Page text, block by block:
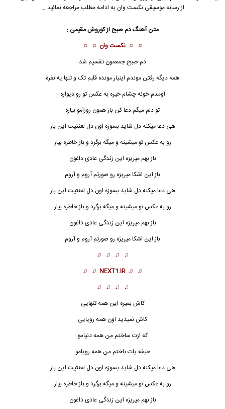
از رسانه موسیقی نکست وان به ادامه مطلب مراجعه نمائید …
متن آهنگ دم صبح ازکوروش مقیمی :
♫ ♫ نکست وان ♫ ♫
دم صبح جمعمون تقسیم شد
همه دیگه رفتن موندم اینبار مونده قلبم تک و تنها یه نفره
اومدم خونه چشام خیره به عکس تو رو دیواره
تو دلم میگم دعا کن باز همون روزامو بیاره
هی دعا میکنه دل شاید بسوزه اون دل لعنتیت این بار
رو به عکس تو میشینه و میگه برگرد و باز خاطره بیار
باز بهم میریزه این زندگی عادی داغون
باز این اشکا میریزه رو صورتم آروم و آروم
هی دعا میکنه دل شاید بسوزه اون دل لعنتیت این بار
رو به عکس تو میشینه و میگه برگرد و باز خاطره بیار
باز بهم میریزه این زندگی عادی داغون
باز این اشکا میریزه رو صورتم آروم و آروم
♫ ♫ ♫ ♫
♫ ♫
NEXT1.IR
♫ ♫
♫ ♫ ♫ ♫
کاش بمیره این همه تنهایی
کاش نمیدید اون همه رویایی
که ازت ساختم من همه دنیامو
حیفه پات باختم من همه رویامو
هی دعا میکنه دل شاید بسوزه اون دل لعنتیت این بار
رو به عکس تو میشینه و میگه برگرد و باز خاطره بیار
باز بهم میریزه این زندگی عادی داغون